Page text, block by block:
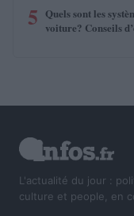
5 Quels sont les
voiture? Conseils
L'actualité du jour :
culture et people, en